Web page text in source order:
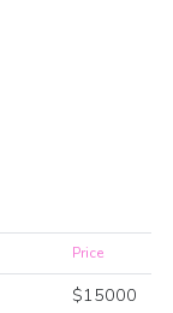
Price
$15000